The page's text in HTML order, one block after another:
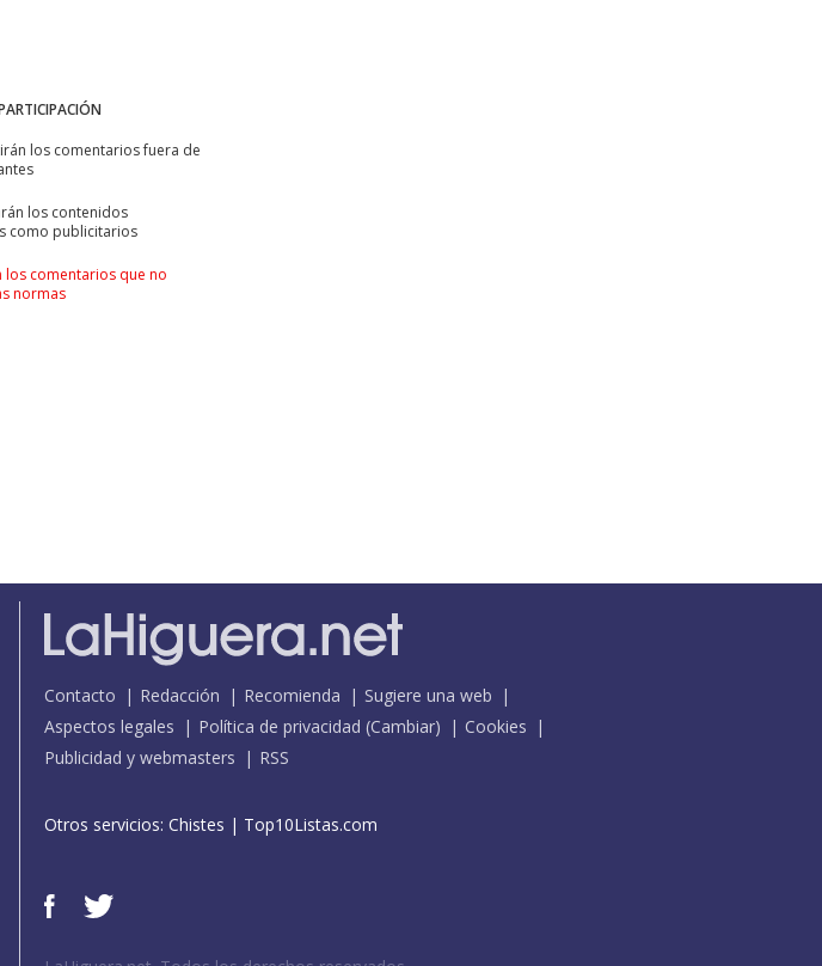
los comentarios fuera de
los contenidos
como publicitarios
los comentarios que no
normas
Contacto Redacción Recomienda
Sugiere una web
Aspectos legales
Política de privacidad (Cambiar)
Cookies
Publicidad y webmasters
RSS
Otros servicios: Chistes | Top10Listas.com